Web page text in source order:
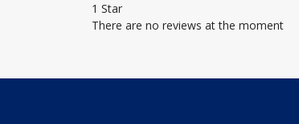
1 Star
There are no reviews at the moment